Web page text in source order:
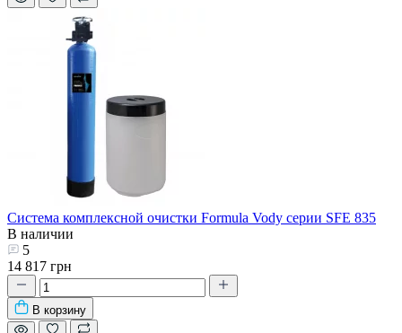
Система комплексной очистки Formula Vody серии SFE 835
В наличии
5
14 817 грн
В корзину